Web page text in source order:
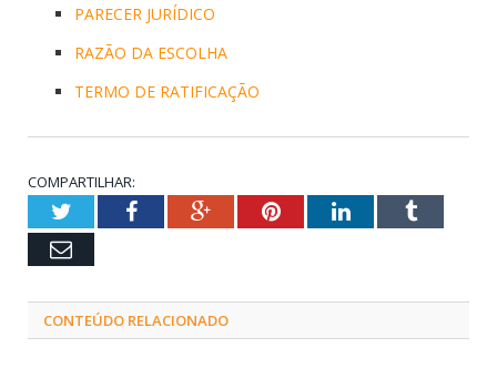
PARECER JURÍDICO
RAZÃO DA ESCOLHA
TERMO DE RATIFICAÇÃO
COMPARTILHAR:
TwitterFacebookGoogle+PinterestLinkedInTumblr
Email
CONTEÚDO RELACIONADO